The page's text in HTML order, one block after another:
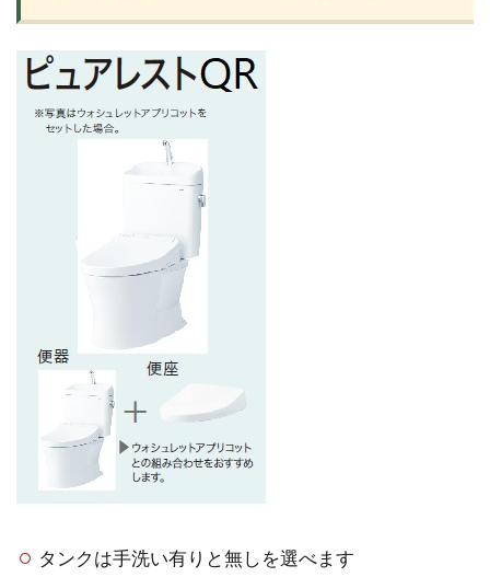
タンクは手洗い有りと無しを選べます